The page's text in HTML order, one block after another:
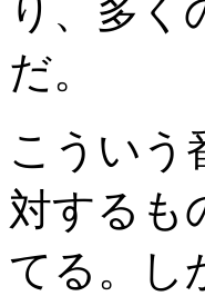
り、多く
だ。
こういう
対するも
てる。し